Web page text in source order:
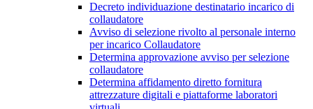
Decreto individuazione destinatario incarico di
collaudatore
Avviso di selezione rivolto al personale interno
per incarico Collaudatore
Determina approvazione avviso per selezione
collaudatore
Determina affidamento diretto fornitura
attrezzature digitali e piattaforme laboratori